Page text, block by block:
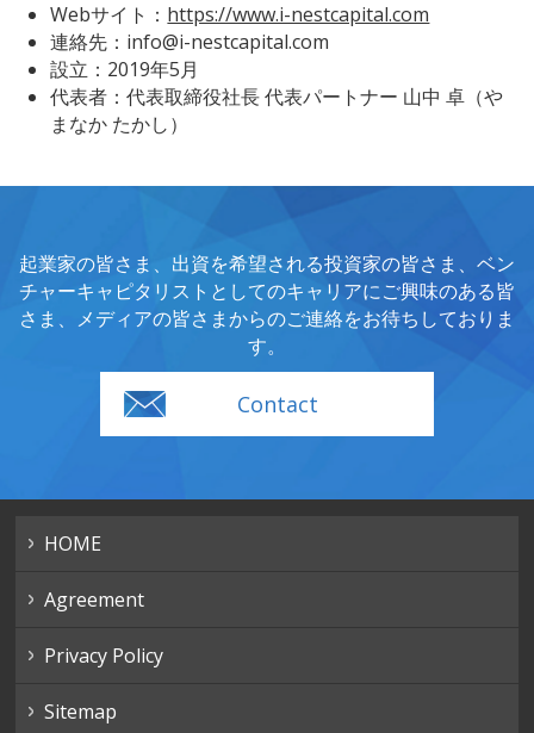
Webサイト： https://www.i-nestcapital.com
連絡先：info@i-nestcapital.com
設立：2019年5月
代表者：代表取締役社長 代表パートナー 山中 卓（や
まなか たかし）
起業家の皆さま、出資を希望される投資家の皆さま、 ベン
チャーキャピタリストとしてのキャリアにご興味のある皆
さま、 メディアの皆さまからのご連絡をお待ちしておりま
す。
Contact
HOME
Agreement
Privacy Policy
Sitemap